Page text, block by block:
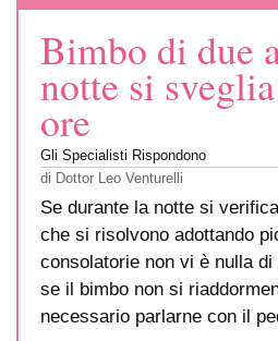
Bimbo di due
notte si
ore
Gli Specialisti Rispondono
di Dottor Leo Venturelli
Se durante la notte si
che si risolvono adottando
consolatorie non vi è nulla
se il bimbo non si
necessario parlarne con il